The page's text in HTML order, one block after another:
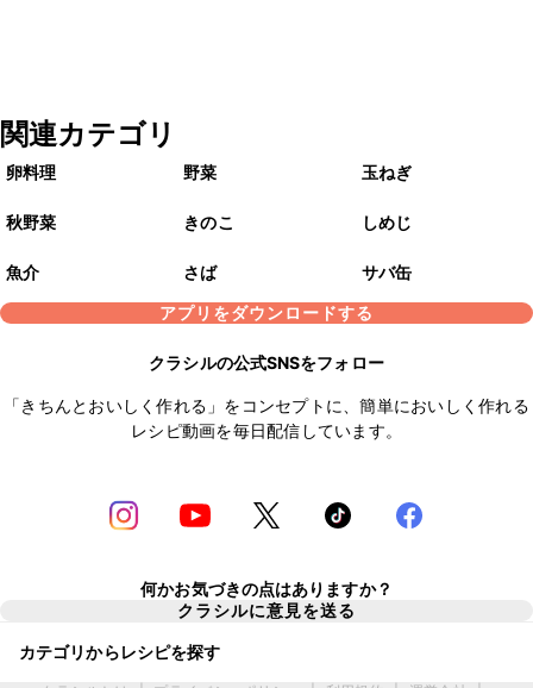
関連カテゴリ
卵料理 野菜 玉ねぎ
秋野菜 きのこ しめじ
魚介 さば
サバ缶
アプリをダウンロードする
クラシルの公式SNSをフォロー
「きちんとおいしく作れる」をコンセプトに、簡単においしく作れる
レシピ動画を毎日配信しています。
何かお気づきの点はありますか？
クラシルに意見を送る
カテゴリからレシピを探す